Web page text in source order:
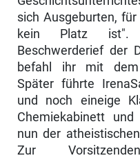
sich Ausgeburten,
kein Platz ist".
Beschwerderief der
befahl ihr mit dem
Später führte
und noch eineige
Chemiekabinett
nun der
Zur